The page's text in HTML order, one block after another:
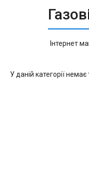
Інтернет
У даній категорії немає